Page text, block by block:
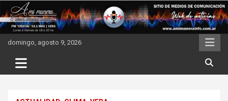
to
content
domingo, agosto 9, 2026